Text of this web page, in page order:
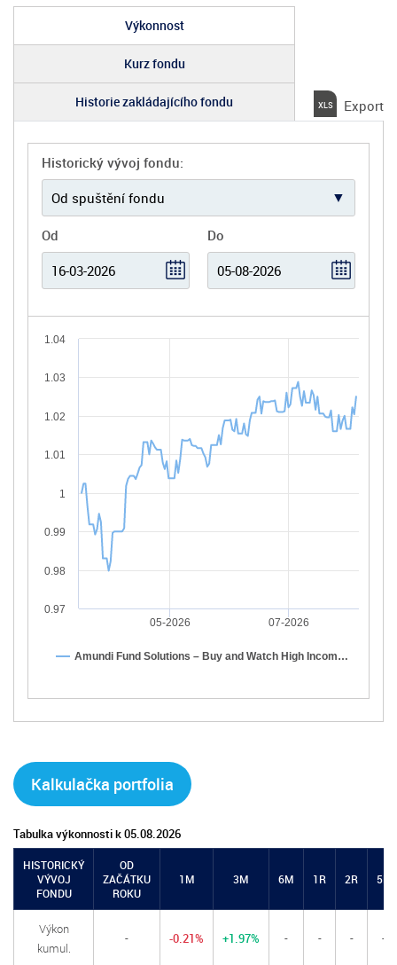
Výkonnost
Kurz fondu
Historie zakládajícího fondu Export
Historický vývoj fondu:
Od Do
Amundi Fund Solutions – Buy and Watch High Incom…
05-2026 07-2026
0.97
0.98
0.99
1
1.01
1.02
1.03
1.04
Kalkulačka portfolia
Tabulka výkonnosti k 05.08.2026
HISTORICKÝ
VÝVOJ
FONDU
OD
ZAČÁTKU
ROKU
1M 3M 6M 1R 2R 5R
Výkon
kumul.
- -0.21% +1.97% - - - -